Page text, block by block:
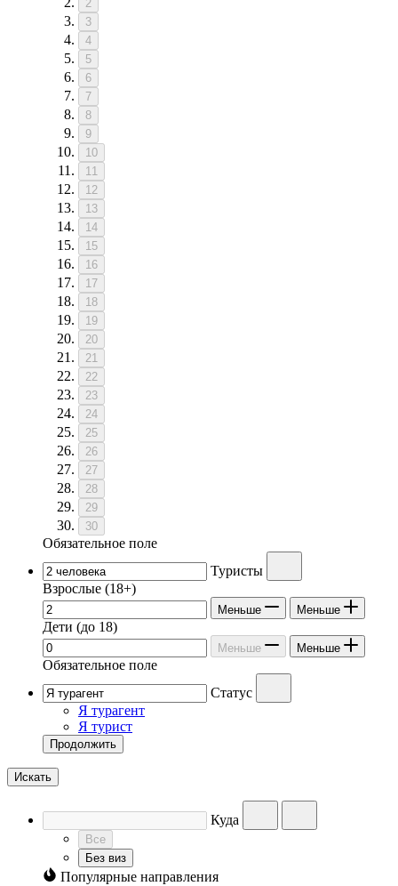
2
3
4
5
6
7
8
9
10
11
12
13
14
15
16
17
18
19
20
21
22
23
24
25
26
27
28
29
30
Обязательное поле
Туристы
Взрослые (18+)
Меньше Меньше
Дети (до 18)
Меньше Меньше
Обязательное поле
Статус
Я турагент
Я турист
Продолжить
Искать
Куда
Все
Без виз
Популярные направления